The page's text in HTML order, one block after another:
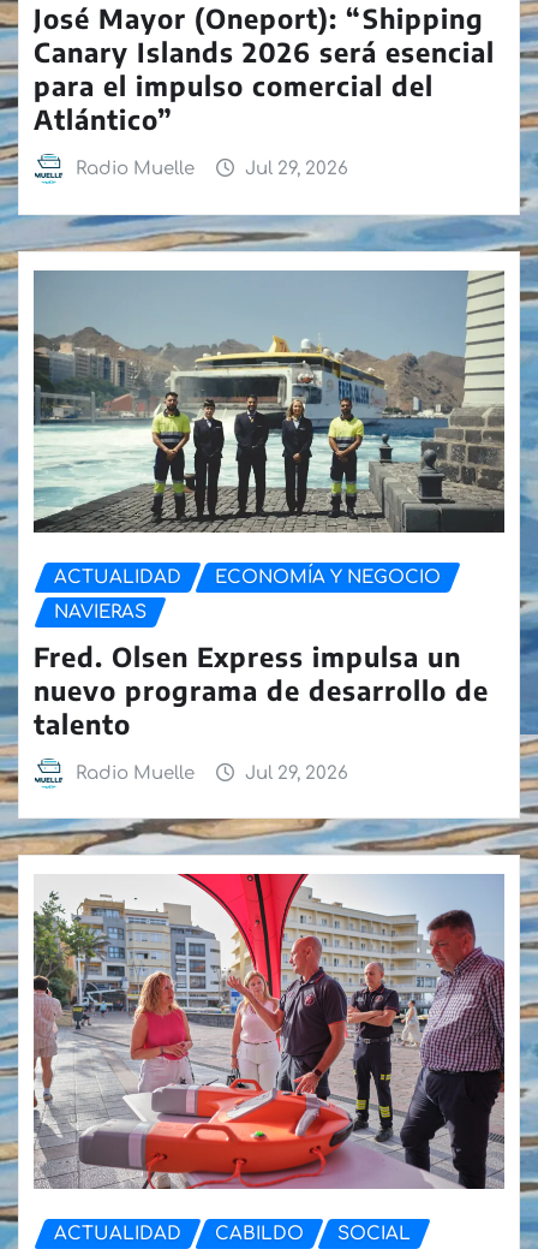
José Mayor (Oneport): “Shipping
Canary Islands 2026 será esencial
para el impulso comercial del
Atlántico”
Radio Muelle Jul 29, 2026
ACTUALIDAD
ECONOMÍA Y NEGOCIO
NAVIERAS
Fred. Olsen Express impulsa un
nuevo programa de desarrollo de
talento
Radio Muelle Jul 29, 2026
ACTUALIDAD CABILDO SOCIAL